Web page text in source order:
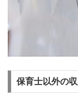
保育士以外の